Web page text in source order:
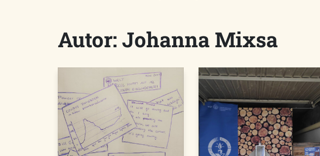
Autor: Johanna Mixsa